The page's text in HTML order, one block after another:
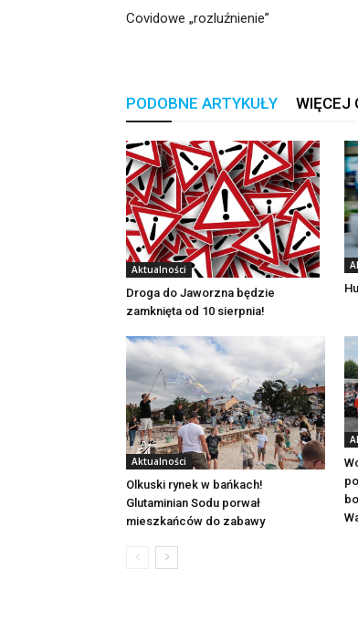
Covidowe „rozluźnienie”
PODOBNE ARTYKUŁY WIĘCEJ
Aktualności
Droga do Jaworzna będzie
zamknięta od 10 sierpnia!
Aktualności
Olkuski rynek w bańkach!
Glutaminian Sodu porwał
mieszkańców do zabawy